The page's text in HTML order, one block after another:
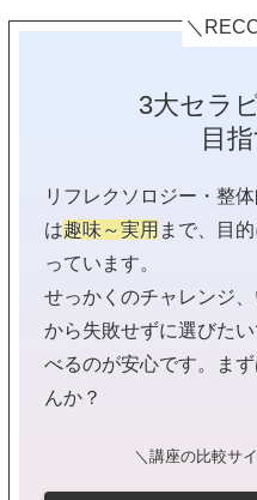
＼
3大セラ
目
リフレクソロジー・整
は趣味～実用 まで、目
っています。
せっかくのチャレンジ
から失敗せずに選びた
べるのが安心です。ま
んか？
＼講座の比較サ